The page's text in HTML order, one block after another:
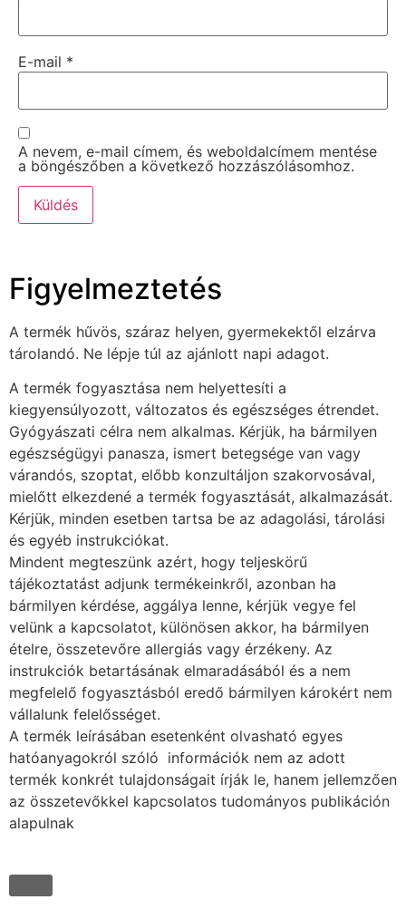
E-mail *
A nevem, e-mail címem, és weboldalcímem mentése
a böngészőben a következő hozzászólásomhoz.
Figyelmeztetés
A termék hűvös, száraz helyen, gyermekektől elzárva
tárolandó. Ne lépje túl az ajánlott napi adagot.
A termék fogyasztása nem helyettesíti a
kiegyensúlyozott, változatos és egészséges étrendet.
Gyógyászati célra nem alkalmas. Kérjük, ha bármilyen
egészségügyi panasza, ismert betegsége van vagy
várandós, szoptat, előbb konzultáljon szakorvosával,
mielőtt elkezdené a termék fogyasztását, alkalmazását.
Kérjük, minden esetben tartsa be az adagolási, tárolási
és egyéb instrukciókat.
Mindent megteszünk azért, hogy teljeskörű
tájékoztatást adjunk termékeinkről, azonban ha
bármilyen kérdése, aggálya lenne, kérjük vegye fel
velünk a kapcsolatot, különösen akkor, ha bármilyen
ételre, összetevőre allergiás vagy érzékeny. Az
instrukciók betartásának elmaradásából és a nem
megfelelő fogyasztásból eredő bármilyen károkért nem
vállalunk felelősséget.
A termék leírásában esetenként olvasható egyes
hatóanyagokról szóló információk nem az adott
termék konkrét tulajdonságait írják le, hanem jellemzően
az összetevőkkel kapcsolatos tudományos publikáción
alapulnak